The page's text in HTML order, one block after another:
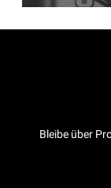
Bleibe über